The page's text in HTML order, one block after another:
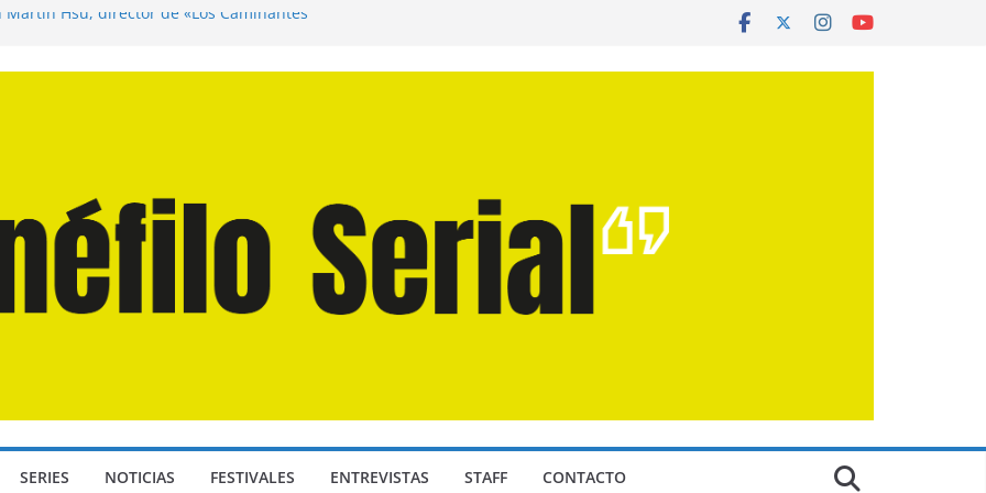
Martín Hsu, director de «Los Caminantes
SERIES NOTICIAS FESTIVALES ENTREVISTAS STAFF CONTACTO